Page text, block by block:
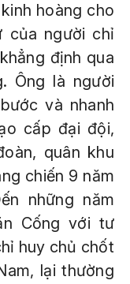
hoàng cho
của người chỉ
định qua
Ông là người
và nhanh
cấp đại đội,
quân khu
chiến 9 năm
những năm
Cống với tư
huy chủ chốt
lại thường